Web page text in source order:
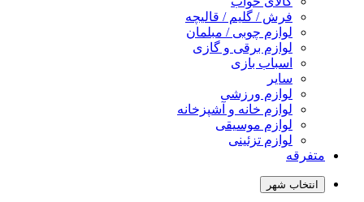
فرش / گلیم / قالیچه
لوازم چوبی / مبلمان
لوازم برقی و گازی
اسباب بازی
سایر
لوازم ورزشی
لوازم خانه و آشپزخانه
لوازم موسیقی
لوازم تزئینی
متفرقه
انتخاب شهر